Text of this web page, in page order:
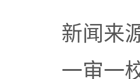
新闻来
一审一